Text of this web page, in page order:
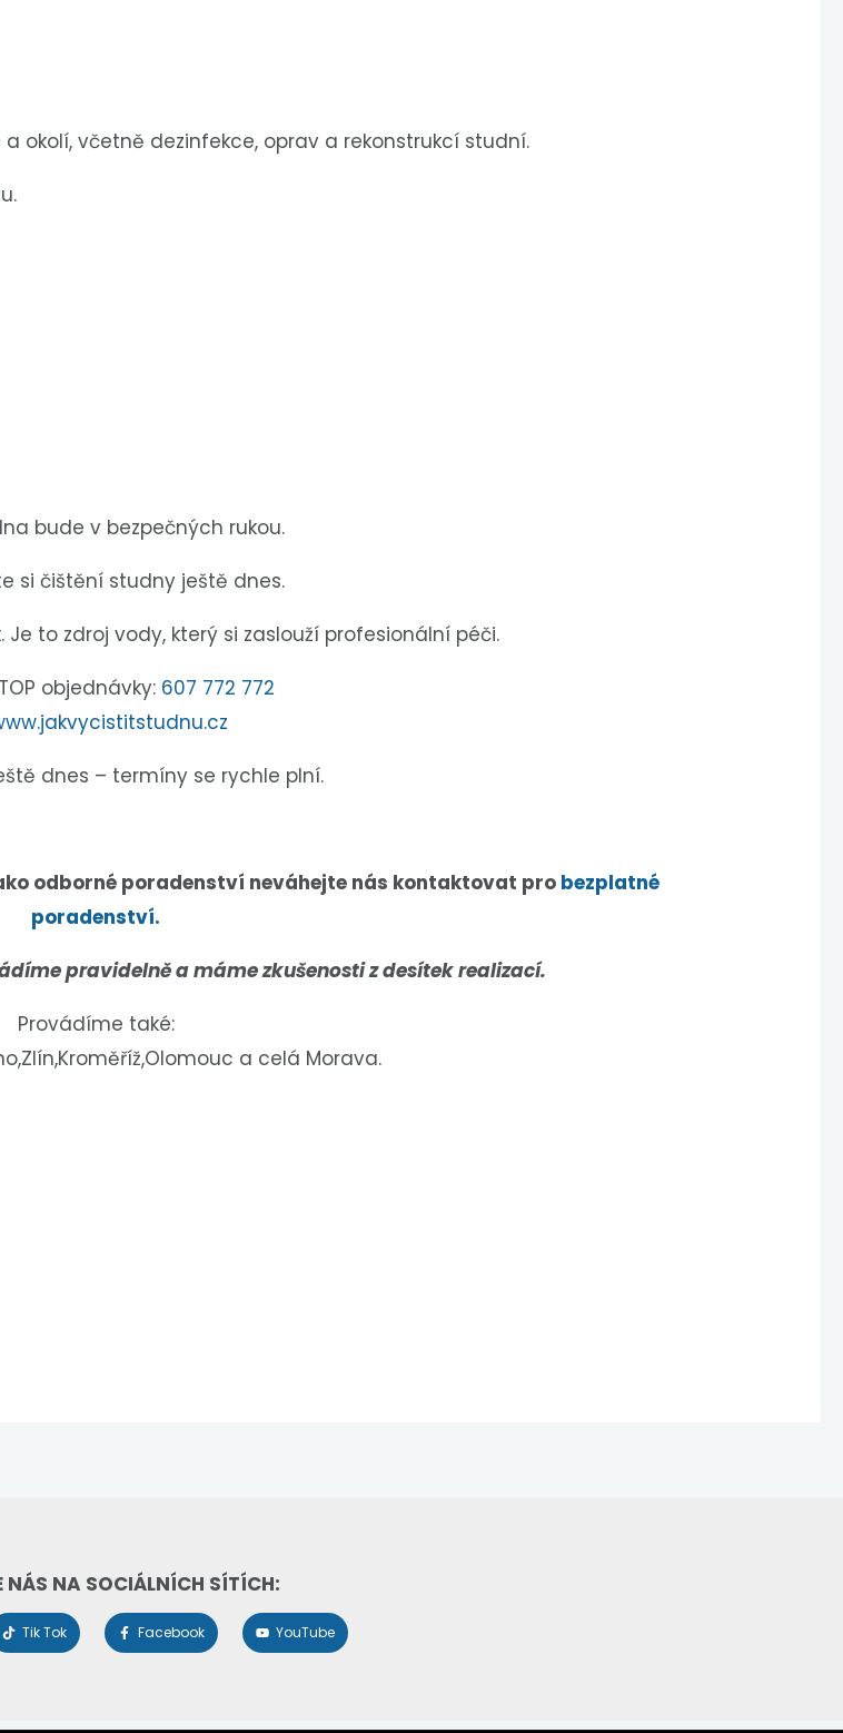
okolí, včetně dezinfekce, oprav a rekonstrukcí studní.
bude v bezpečných rukou.
si čištění studny ještě dnes.
to zdroj vody, který si zaslouží profesionální péči.
objednávky: 607 772 772
dnes – termíny se rychle plní.
odborné poradenství neváhejte nás kontaktovat pro bezplatné
poradenství.
pravidelně a máme zkušenosti z desítek realizací.
Provádíme také:
a celá Morava.
NÁS NA SOCIÁLNÍCH SÍTÍCH:
Tik Tok Facebook YouTube